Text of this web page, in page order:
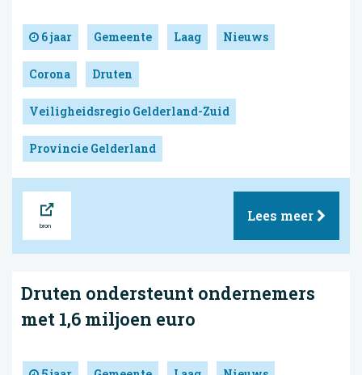
6 jaar Gemeente Laag Nieuws
Corona Druten
Veiligheidsregio Gelderland-Zuid
Provincie Gelderland
Lees meer
Druten ondersteunt ondernemers
met 1,6 miljoen euro